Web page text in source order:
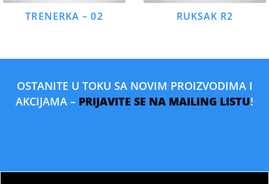
TRENERKA – 02 RUKSAK R2
OSTANITE U TOKU SA NOVIM PROIZVODIMA I
AKCIJAMA – PRIJAVITE SE NA MAILING LISTU!